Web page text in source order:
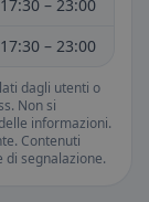
17:30 – 23:00
17:30 – 23:00
dagli utenti o
Non si
informazioni.
Contenuti
segnalazione.